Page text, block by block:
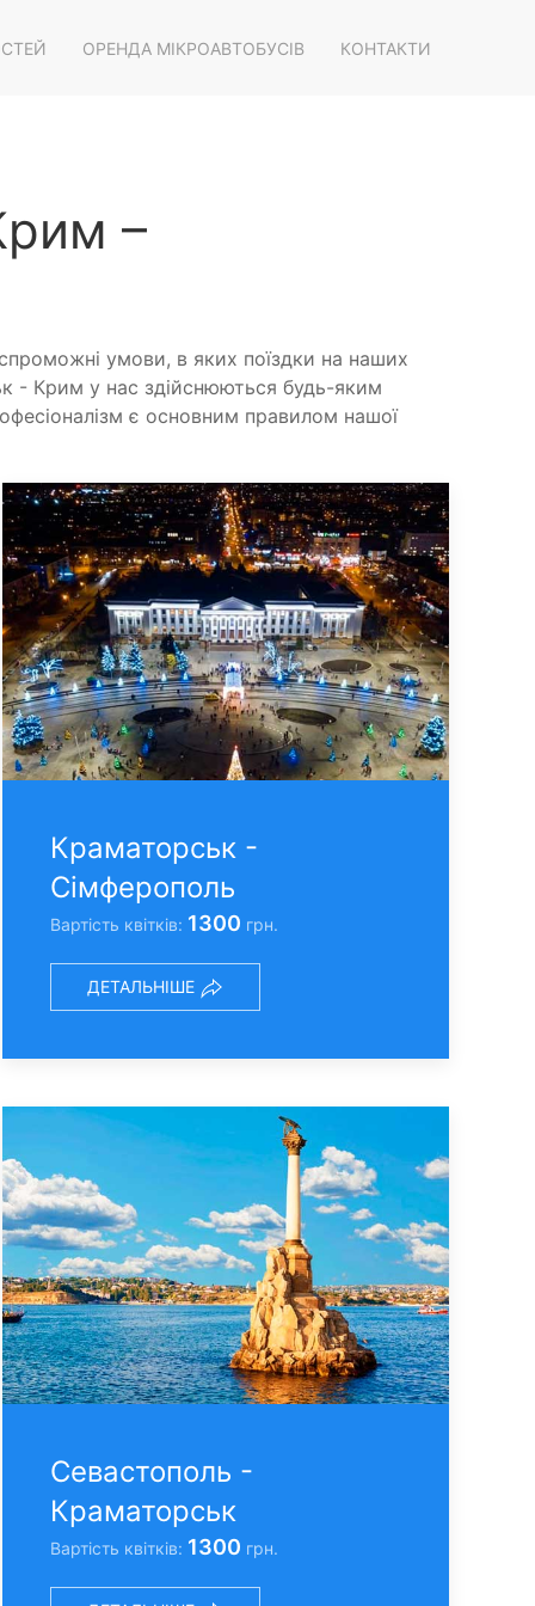
ОРЕНДА МІКРОАВТОБУСІВ КОНТАКТИ
–
умови, в яких поїздки на наших
- Крим у нас здійснюються будь-яким
є основним правилом нашої
Краматорськ -
Сімферополь
Вартість квітків: 1300 грн.
ДЕТАЛЬНІШЕ
Севастополь -
Краматорськ
Вартість квітків: 1300 грн.